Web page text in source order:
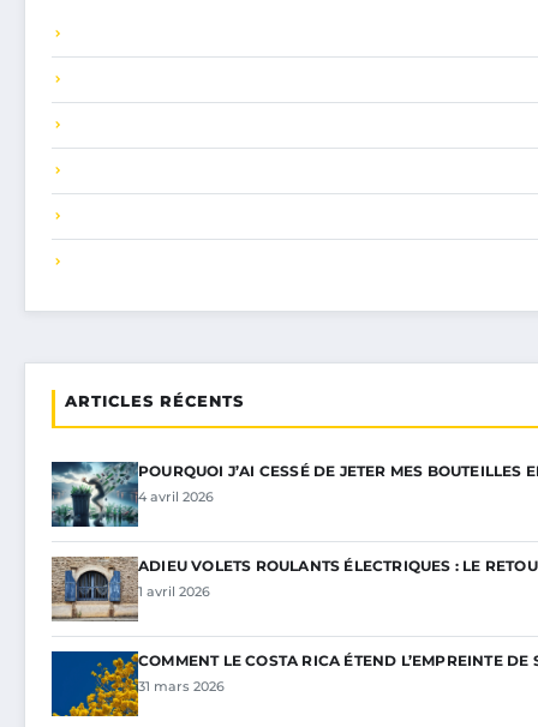
ARTICLES RÉCENTS
POURQUOI J’AI CESSÉ DE JETER MES BOUTEILLES
4 avril 2026
ADIEU VOLETS ROULANTS ÉLECTRIQUES : LE
1 avril 2026
COMMENT LE COSTA RICA ÉTEND L’EMPREINTE DE
31 mars 2026